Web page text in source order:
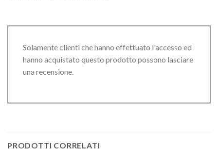
Solamente clienti che hanno effettuato l'accesso ed
hanno acquistato questo prodotto possono lasciare
una recensione.
PRODOTTI CORRELATI